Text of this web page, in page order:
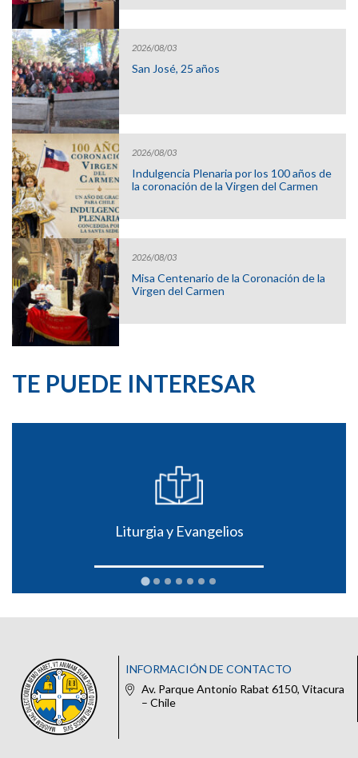
2026/08/03
San José, 25 años
2026/08/03
Indulgencia Plenaria por los 100 años de
la coronación de la Virgen del Carmen
2026/08/03
Misa Centenario de la Coronación de la
Virgen del Carmen
TE PUEDE INTERESAR
Liturgia y Evangelios
INFORMACIÓN DE CONTACTO
Av. Parque Antonio Rabat 6150, Vitacura
– Chile